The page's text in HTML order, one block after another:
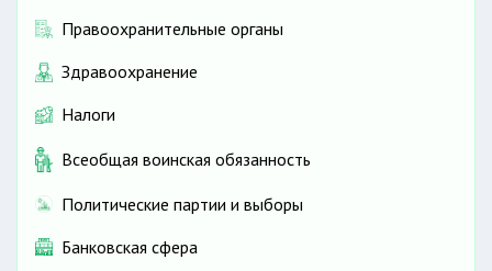
Правоохранительные органы
Здравоохранение
Налоги
Всеобщая воинская обязанность
Политические партии и выборы
Банковская сфера